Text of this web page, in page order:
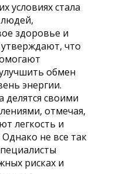
условиях стала
здоровье и
что
обмен
энергии.
делятся своими
отмечая,
легкость и
не все так
рисках и